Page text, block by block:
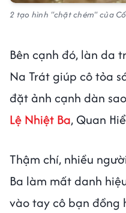
2 tạo hình "chặt chém" của
Bên cạnh đó, làn da
Na Trát giúp cô tỏa
đặt ảnh cạnh dàn
Lệ Nhiệt Ba, Quan
Thậm chí, nhiều
Ba làm mất danh
vào tay cô bạn đồng